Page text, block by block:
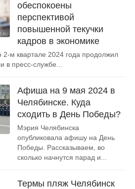
обеспокоены
перспективой
повышенной текучки
кадров в экономике
2-м квартале 2024 года продолжил
в пресс-службе...
Афиша на 9 мая 2024 в
Челябинске. Куда
сходить в День Победы?
Мэрия Челябинска
опубликовала афишу на День
Победы. Рассказываем, во
сколько начнутся парад и...
Термы пляж Челябинск